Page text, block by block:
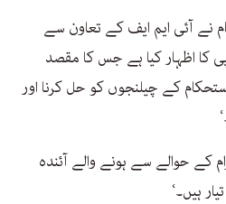
نے آئی ایم ایف کے تعاون سے
کا اظہار کیا ہے جس کا مقصد
کے چیلنجوں کو حل کرنا اور
کے حوالے سے ہونے والے آئندہ
ہیں۔‘